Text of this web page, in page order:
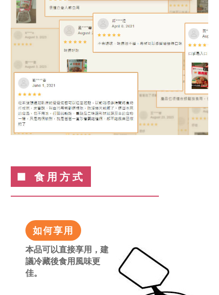
■ 食用方式
如何享用
本品可以直接享用，建
議冷藏後食用風味更
佳。